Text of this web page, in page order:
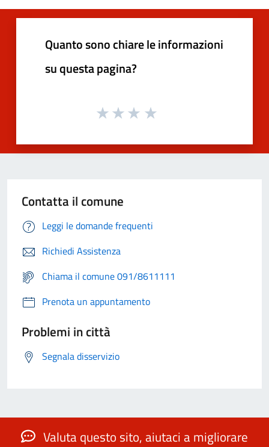
Quanto sono chiare le informazioni
su questa pagina?
Contatta il comune
Leggi le domande frequenti
Richiedi Assistenza
Chiama il comune 091/8611111
Prenota un appuntamento
Problemi in città
Segnala disservizio
Valuta questo sito, aiutaci a migliorare